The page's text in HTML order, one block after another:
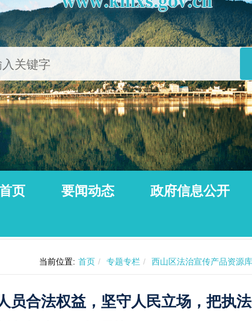
页 要闻动态 政府信息公开
公开年报 依申请公开 服务评价结果
当前位置: 首页 / 专题专栏 / 西山区法治宣传产品资源库
员合法权益，坚守人民立场，把执